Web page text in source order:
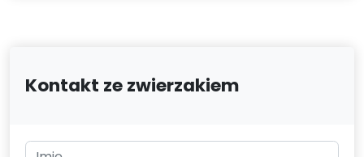
Kontakt ze zwierzakiem